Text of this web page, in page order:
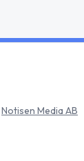
Notisen Media AB